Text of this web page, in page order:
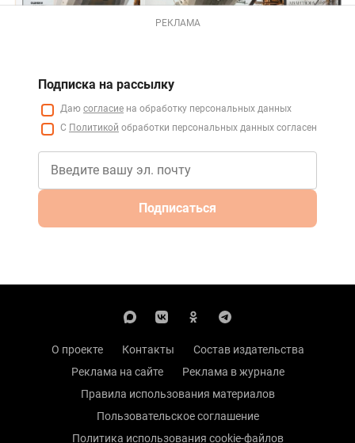
РЕКЛАМА
Подписка на рассылку
Даю согласие на обработку персональных данных
С Политикой обработки персональных данных согласен
Подписаться
О проекте Контакты
Состав издательства
Реклама на сайте
Реклама в журнале
Правила использования материалов
Пользовательское соглашение
Политика использования cookie-файлов